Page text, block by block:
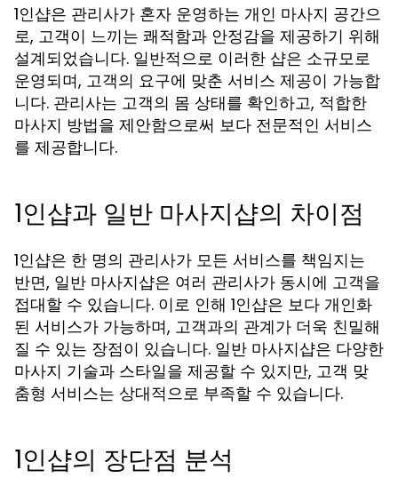
1인샵은 관리사가 혼자 운영하는 개인 마사지 공간으
로, 고객이 느끼는 쾌적함과 안정감을 제공하기 위해
설계되었습니다. 일반적으로 이러한 샵은 소규모로
운영되며, 고객의 요구에 맞춘 서비스 제공이 가능합
니다. 관리사는 고객의 몸 상태를 확인하고, 적합한
마사지 방법을 제안함으로써 보다 전문적인 서비스
를 제공합니다.
1인샵과 일반 마사지샵의 차이점
1인샵은 한 명의 관리사가 모든 서비스를 책임지는
반면, 일반 마사지샵은 여러 관리사가 동시에 고객을
접대할 수 있습니다. 이로 인해 1인샵은 보다 개인화
된 서비스가 가능하며, 고객과의 관계가 더욱 친밀해
질 수 있는 장점이 있습니다. 일반 마사지샵은 다양한
마사지 기술과 스타일을 제공할 수 있지만, 고객 맞
춤형 서비스는 상대적으로 부족할 수 있습니다.
1인샵의 장단점 분석